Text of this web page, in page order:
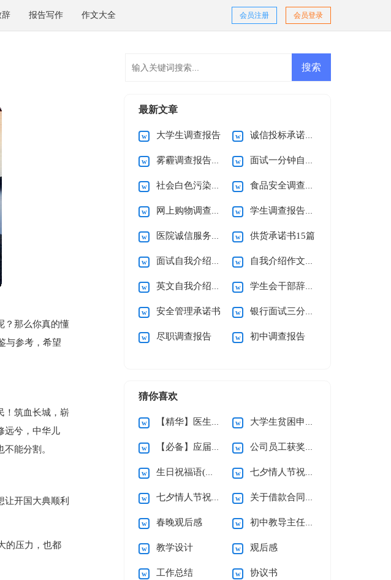
辞 报告写作 作文大全 会员登录
会员注册
？那么你真的懂
与参考，希望
！筑血长城，崭
远兮，中华儿
能分割。
开国大典顺利
的压力，也都
最新文章
大学生调查报告 诚信投标承诺书范文
雾霾调查报告15篇 面试一分钟自我介绍15篇
社会白色污染调查报告 食品安全调查报告(15篇)
网上购物调查报告15篇 学生调查报告(通用15篇)
医院诚信服务承诺书 供货承诺书15篇
面试自我介绍(汇编15篇) 自我介绍作文精选15篇
英文自我介绍(汇编15篇) 学生会干部辞职信
安全管理承诺书 银行面试三分钟自我介绍
尽职调查报告 初中调查报告
猜你喜欢
【精华】医生的辞职报告三篇 大学生贫困申请书(精选15篇)
【必备】应届生求职信四篇 公司员工获奖感言
生日祝福语(精选15篇) 七夕情人节祝福语汇编15篇
七夕情人节祝福语汇编15篇 关于借款合同合集15篇
春晚观后感 初中教导主任个人述职报告
教学设计 观后感
工作总结 协议书